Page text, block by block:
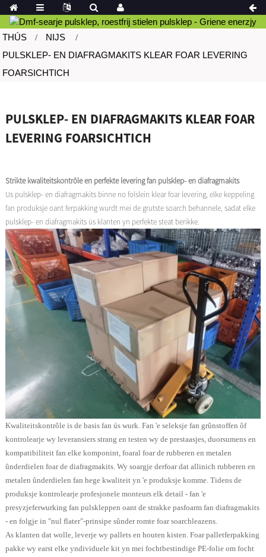
THÚS
NIJS
PULSKLEP- EN DIAFRAGMAKITS KLEAR FOAR LEVERING
FOARSICHTICH
PULSKLEP- EN DIAFRAGMAKITS KLEAR FOAR
LEVERING FOARSICHTICH
Strikte kwaliteitskontrôle en perfekte levering fan pulsklep- en diafragmakits
Us pulsklep- en diafragmakits binne no folslein klear foar levering, elke keppeling
fan produksje oant ferpakking wurdt mei de grutste soarch behannele, sadat elke
pulsklep- en diafragmakits ús klanten yn perfekte steat berikke.
Kwaliteitskontrôle is de basis fan ús wurk. Fan 'e seleksje fan grûnstoffen ôf
kontrolearje wy leveransiers strang en testen wy de prestaasjes, duorsumens en
kompatibiliteit fan elke komponint, foaral foar de rubberen en metalen
ûnderdielen foar de diafragmakits. Wy soargje derfoar dat allinich rubberen en
metalen ûnderdielen fan hege kwaliteit yn 'e produksje komme. Tidens de
produksje kontrolearje profesjonele monteurs elk detail - fan 'e
presyzjeferwurking fan pulskleppen oant de strakke pasfoarm fan diafragmakits
- en folgje in "nul flater"-prinsipe sûnder romte foar soarchleazens.
As klanten dat wolle, leverje wy pallets en houten kisten. Foar palletferpakking
pakke wy earst elke yndividuele kit yn mei fochtbestindige PE-folie om focht